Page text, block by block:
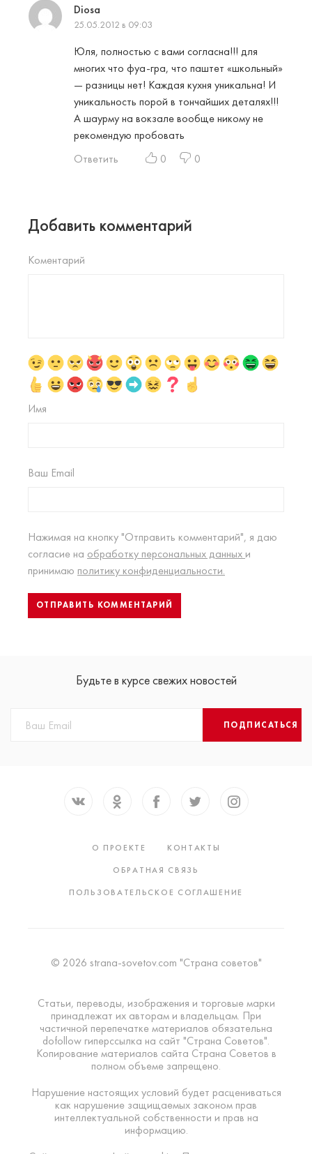
Diosa
25.05.2012 в 09:03
Юля, полностью с вами согласна!!! для
многих что фуа-гра, что паштет «школьный»
— разницы нет! Каждая кухня уникальна! И
уникальность порой в тончайших деталях!!!
А шаурму на вокзале вообще никому не
рекомендую пробовать
Ответить
0 0
Добавить комментарий
Коментарий
Имя
Ваш Email
Нажимая на кнопку "Отправить комментарий", я даю
согласие на обработку персональных данных и
принимаю политику конфиденциальности.
Будьте в курсе свежих новостей
ПОДПИСАТЬСЯ
О ПРОЕКТЕ
КОНТАКТЫ
ОБРАТНАЯ СВЯЗЬ
ПОЛЬЗОВАТЕЛЬСКОЕ СОГЛАШЕНИЕ
© 2026 strana-sovetov.com "Страна советов"
Статьи, переводы, изображения и торговые марки
принадлежат их авторам и владельцам. При
частичной перепечатке материалов обязательна
dofollow гиперссылка на сайт "Страна Советов".
Копирование материалов сайта Страна Советов в
полном объеме запрещено.
Нарушение настоящих условий будет расцениваться
как нарушение защищаемых законом прав
интеллектуальной собственности и прав на
информацию.